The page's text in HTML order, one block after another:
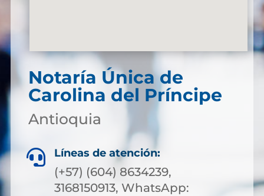
Notaría Única de
Carolina del Príncipe
Antioquia
 Líneas de atención:
(+57) (604) 8634239,
3168150913, WhatsApp: